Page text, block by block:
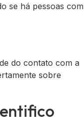
se há pessoas com
do contato com a
sobre